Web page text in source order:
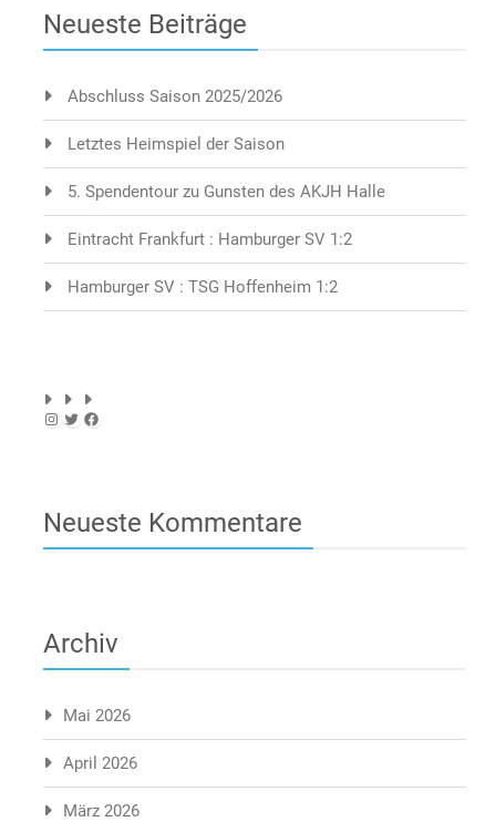
Neueste Beiträge
Abschluss Saison 2025/2026
Letztes Heimspiel der Saison
5. Spendentour zu Gunsten des AKJH Halle
Eintracht Frankfurt : Hamburger SV 1:2
Hamburger SV : TSG Hoffenheim 1:2
Instagram
TwitterFacebook
Neueste Kommentare
Archiv
Mai 2026
April 2026
März 2026